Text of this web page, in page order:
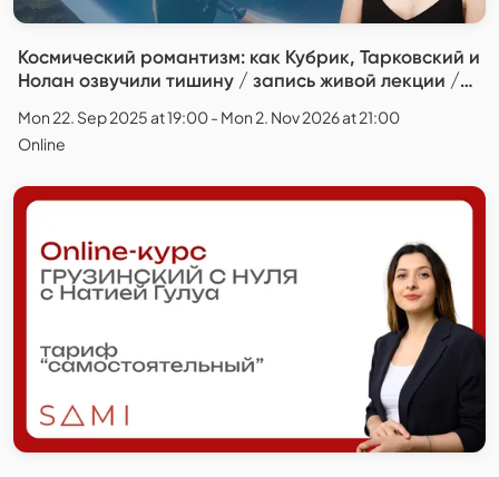
Космический романтизм: как Кубрик, Тарковский и
Нолан озвучили тишину / запись живой лекции /
Mon 22. Sep 2025 at 19:00 - Mon 2. Nov 2026 at 21:00
Online